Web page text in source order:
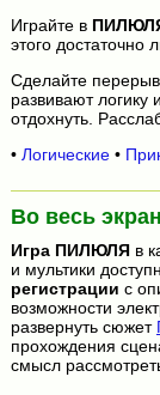
Играйте в
этого достаточно
Сделайте
развивают
отдохнуть.
• Логические•
Во весь экран
Игра ПИЛЮЛЯв
и мультики
регистрации с
возможности
развернуть сюжет
прохождения
смысл